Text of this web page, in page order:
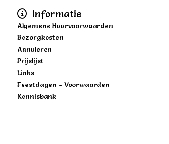
Informatie
Algemene Huurvoorwaarden
Bezorgkosten
Annuleren
Prijslijst
Links
Feestdagen - Voorwaarden
Kennisbank